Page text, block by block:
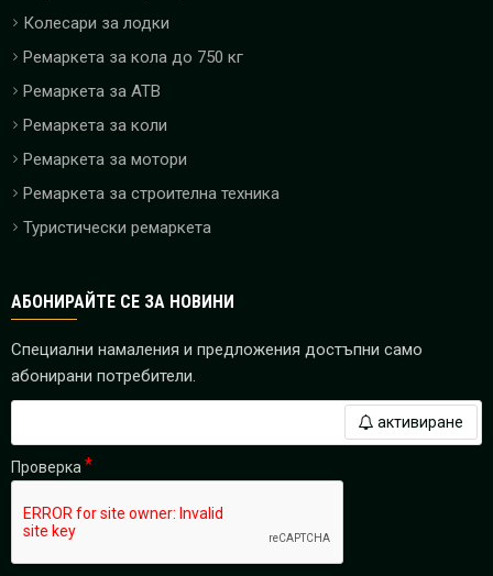
Колесари за лодки
Ремаркета за кола до 750 кг
Ремаркета за ATB
Ремаркета за коли
Ремаркета за мотори
Ремаркета за строителна техника
Туристически ремаркета
АБОНИРАЙТЕ СЕ ЗА НОВИНИ
Специални намаления и предложения достъпни само
абонирани потребители.
активиране
Проверка